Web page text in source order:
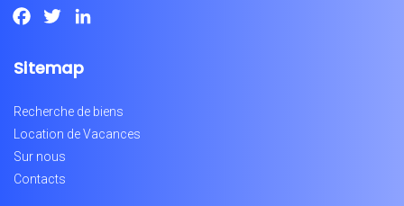
Facebook
Twitter
Sitemap
Recherche de biens
Location de Vacances
Sur nous
Contacts